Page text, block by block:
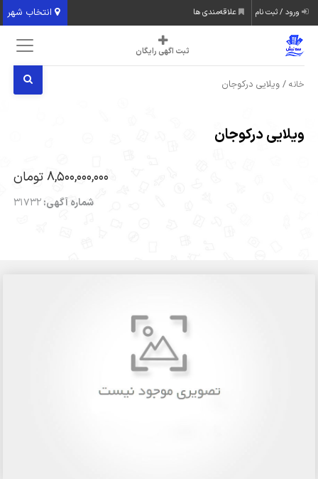
انتخاب شهر ورود / ثبت نام علاقه‌مندی ها
ثبت اگهی رایگان
خانه / ویلایی درکوجان
ویلایی درکوجان
8,500,000,000 تومان
شماره آگهی:31732